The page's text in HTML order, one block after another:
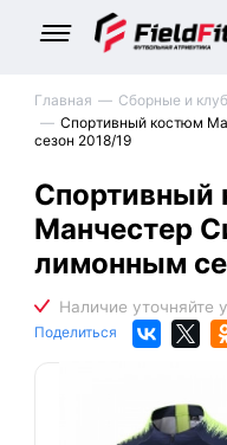
Главная Сборные и
Спортивный костюм
сезон 2018/19
Спортивный
Манчестер
лимонным
Поделиться